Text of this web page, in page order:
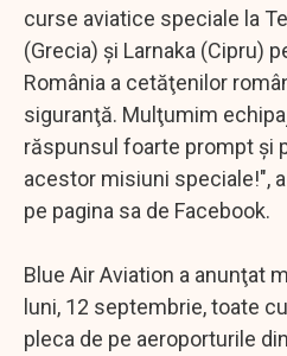
curse aviatice speciale la
(Grecia) şi Larnaka (Cipru)
România a cetăţenilor
siguranţă. Mulţumim
răspunsul foarte prompt şi
acestor misiuni speciale!",
pe pagina sa de Facebook.
Blue Air Aviation a anunţat
luni, 12 septembrie, toate
pleca de pe aeroporturile